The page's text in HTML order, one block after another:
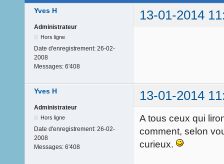
Yves H 13-01-2014
Administrateur
Hors ligne
Date d'enregistrement: 26-02-
2008
Messages: 6'408
Yves H 13-01-2014
Administrateur
Hors ligne
Date d'enregistrement: 26-02-
2008
Messages: 6'408
A tous ceux qui
comment, selon
curieux.